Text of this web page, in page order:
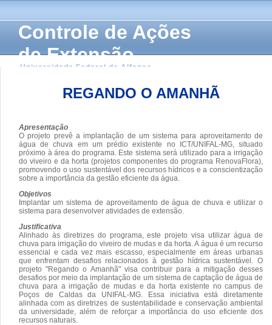
Controle de Ações
de Extensão
Universidade Federal de Alfenas
REGANDO O AMANHÃ
Apresentação
O projeto prevê a implantação de um sistema para aproveitamento de
água de chuva em um prédio existente no ICT/UNIFAL-MG, situado
próximo à área do programa. Este sistema será utilizado para a irrigação
do viveiro e da horta (projetos componentes do programa RenovaFlora),
promovendo o uso sustentável dos recursos hídricos e a conscientização
sobre a importância da gestão eficiente da água.
Objetivos
Implantar um sistema de aproveitamento de água de chuva e utilizar o
sistema para desenvolver atividades de extensão.
Justificativa
Alinhado às diretrizes do programa, este projeto visa utilizar água de
chuva para irrigação do viveiro de mudas e da horta. A água é um recurso
essencial e cada vez mais escasso, especialmente em áreas urbanas
que enfrentam desafios relacionados à gestão hídrica sustentável. O
projeto "Regando o Amanhã" visa contribuir para a mitigação desses
desafios por meio da implantação de um sistema de captação de água de
chuva para a irrigação de mudas e da horta existente no campus de
Poços de Caldas da UNIFAL-MG. Essa iniciativa está diretamente
alinhada com as diretrizes de sustentabilidade e conservação ambiental
da universidade, além de reforçar a importância do uso eficiente dos
recursos naturais.